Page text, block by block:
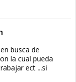
busca de
la cual pueda
ect ...si